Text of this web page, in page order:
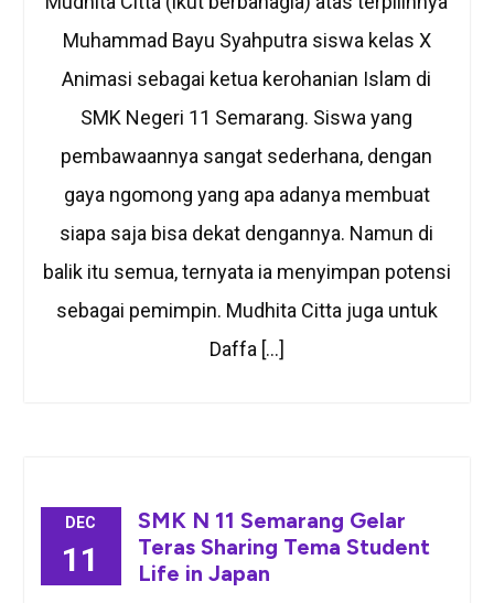
Muhammad Bayu Syahputra siswa kelas X
Animasi sebagai ketua kerohanian Islam di
SMK Negeri 11 Semarang. Siswa yang
pembawaannya sangat sederhana, dengan
gaya ngomong yang apa adanya membuat
siapa saja bisa dekat dengannya. Namun di
balik itu semua, ternyata ia menyimpan potensi
sebagai pemimpin. Mudhita Citta juga untuk
Daffa […]
DEC
11
SMK N 11 Semarang Gelar
Teras Sharing Tema Student
Life in Japan